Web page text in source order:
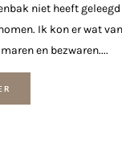
niet heeft
Ik kon er wat
en bezwaren....